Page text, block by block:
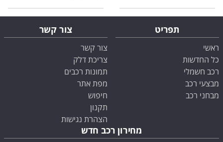
תפריט
ראשי
כל החדשות
רכב חשמלי
מבצעי רכב
מבחני רכב
צור קשר
צור קשר
צריכת דלק
תמונות רכבים
מפת אתר
חיפוש
תקנון
הצהרת נגישות
מחירון רכב חדש